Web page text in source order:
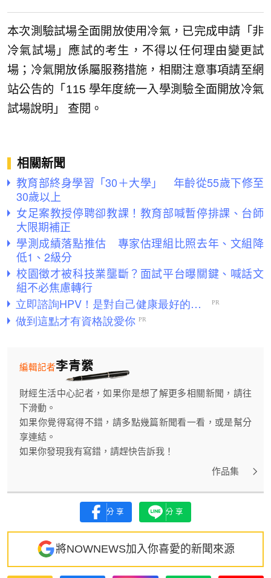
本次測驗試場全面開放使用冷氣，已完成申請「非
冷氣試場」應試的考生，不得以任何理由變更試
場；冷氣開放係屬服務措施，相關注意事項請至網
站公告的「115 學年度統一入學測驗全面開放冷氣
試場說明」 查閱。
相關新聞
教育部終身學習「30＋大學」 年齡從55歲下修至
30歲以上
女足案教授停聘卻教課！教育部喊暫停排課、台師
大限期補正
學測成績落點推估 專家估理組比照去年、文組降
低1、2級分
校園徵才被科技業壟斷？面試平台曝關鍵、喊話文
組不必焦慮轉行
李青縈
編輯記者
財經生活中心記者，如果你是想了解更多相關新聞，請往
下滑動。
如果你覺得寫得不錯，請多點幾篇新聞看一看，或是幫分
享連結。
如果你發現我有寫錯，請趕快告訴我！
作品集
分享 分享
將NOWNEWS加入你喜愛的新聞來源